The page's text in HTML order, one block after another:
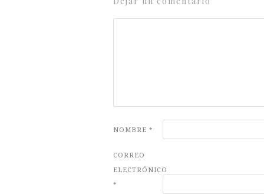
NOMBRE *
CORREO
ELECTRÓNICO
*